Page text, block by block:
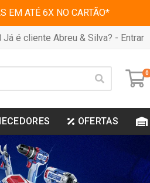
EM ATÉ 6X NO CARTÃO*
Já é cliente Abreu & Silva? - Entrar
0
OFERTAS